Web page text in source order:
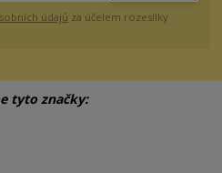
údajů za účelem rozesílky
tyto značky: